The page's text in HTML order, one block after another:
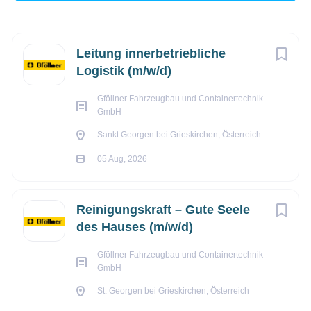
Leitung innerbetriebliche
Logistik (m/w/d)
Gföllner Fahrzeugbau und Containertechnik
GmbH
Sankt Georgen bei Grieskirchen, Österreich
05 Aug, 2026
Reinigungskraft – Gute Seele
des Hauses (m/w/d)
Gföllner Fahrzeugbau und Containertechnik
GmbH
St. Georgen bei Grieskirchen, Österreich
Sankt Georgen bei Grieskirchen, Österreich
€75.000 - €79.000 jährlich
05 Aug, 2026
SPEDITION/LOGISTIK
VOLLZEIT